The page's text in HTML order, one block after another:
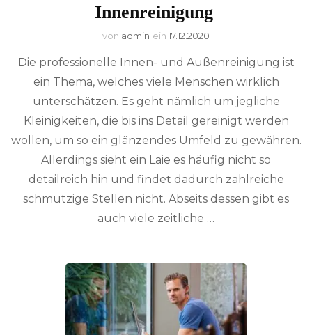
Innenreinigung
von admin ein 17.12.2020
Die professionelle Innen- und Außenreinigung ist
ein Thema, welches viele Menschen wirklich
unterschätzen. Es geht nämlich um jegliche
Kleinigkeiten, die bis ins Detail gereinigt werden
wollen, um so ein glänzendes Umfeld zu gewähren.
Allerdings sieht ein Laie es häufig nicht so
detailreich hin und findet dadurch zahlreiche
schmutzige Stellen nicht. Abseits dessen gibt es
auch viele zeitliche …